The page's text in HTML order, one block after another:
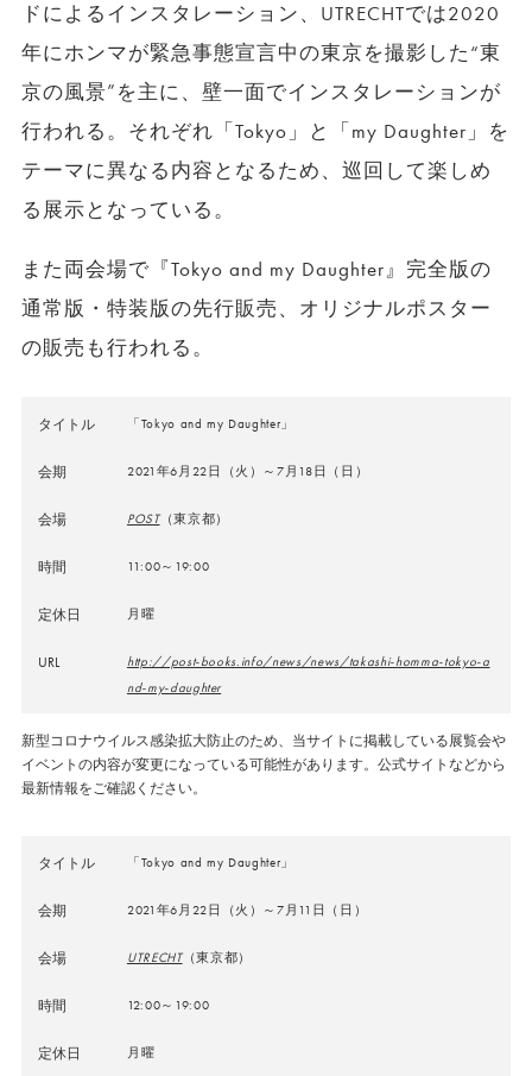
ドによるインスタレーション、UTRECHTでは2020
年にホンマが緊急事態宣言中の東京を撮影した“東
京の風景”を主に、壁一面でインスタレーションが
行われる。それぞれ「Tokyo」と「my Daughter」を
テーマに異なる内容となるため、巡回して楽しめ
る展示となっている。
また両会場で『Tokyo and my Daughter』完全版の
通常版・特装版の先行販売、オリジナルポスター
の販売も行われる。
タイトル 「Tokyo and my Daughter」
会期 2021年6月22日（火）～7月18日（日）
会場 POST（東京都）
時間 11:00～19:00
定休日 月曜
URL
http://post-books.info/news/news/takashi-homma-tokyo-a
nd-my-daughter
新型コロナウイルス感染拡大防止のため、当サイトに掲載している展覧会や
イベントの内容が変更になっている可能性があります。公式サイトなどから
最新情報をご確認ください。
タイトル 「Tokyo and my Daughter」
会期 2021年6月22日（火）～7月11日（日）
会場 UTRECHT（東京都）
時間 12:00～19:00
定休日 月曜